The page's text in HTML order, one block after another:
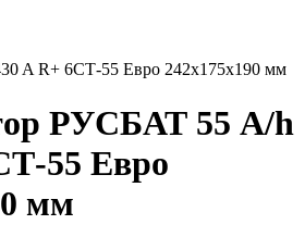
A R+ 6СТ-55 Евро 242x175x190 мм
РУСБАТ 55 A/h
55 Евро
мм